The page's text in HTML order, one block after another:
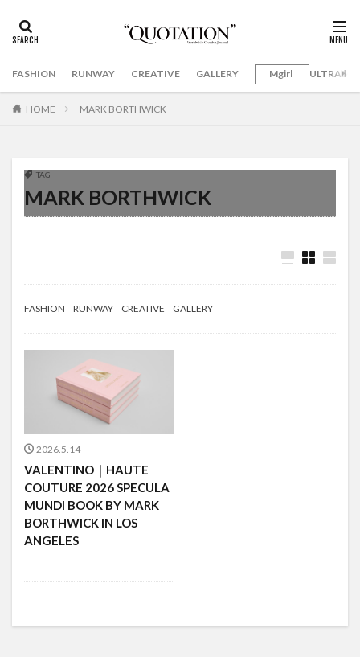
FASHION RUNWAY CREATIVE GALLERY Mgirl
HOME MARK BORTHWICK
TAG
MARK BORTHWICK
FASHION RUNWAY CREATIVE GALLERY
2026.5.14
VALENTINO｜HAUTE
COUTURE 2026 SPECULA
MUNDI BOOK BY MARK
BORTHWICK IN LOS
ANGELES